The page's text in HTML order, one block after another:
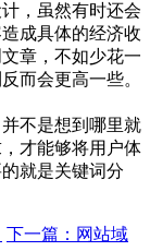
，虽然有时还会
成具体的经济收
章，不如少花一
而会更高一些。
不是想到哪里就
才能够将用户体
就是关键词分
下一篇：网站域